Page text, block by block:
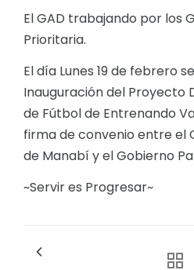
Obras y proyectos
El GAD trabajando por los
Prioritaria.
El día Lunes 19 de febrero
Inauguración del Proyecto
de Fútbol de Entrenando
firma de convenio entre el
de Manabí y el Gobierno
~Servir es Progresar~